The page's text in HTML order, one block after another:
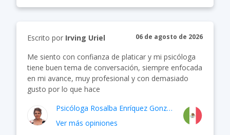
Escrito por Irving Uriel 06 de agosto de 2026
Me siento con confianza de platicar y mi psicóloga
tiene buen tema de conversación, siempre enfocada
en mi avance, muy profesional y con demasiado
gusto por lo que hace
Psicóloga Rosalba Enríquez González
Ver más opiniones